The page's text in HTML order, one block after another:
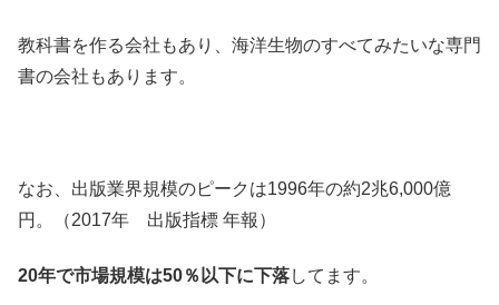
教科書を作る会社もあり、海洋生物のすべてみたいな専門
書の会社もあります。
なお、出版業界規模のピークは1996年の約2兆6,000億
円。（2017年 出版指標 年報）
20年で市場規模は50％以下に下落してます。